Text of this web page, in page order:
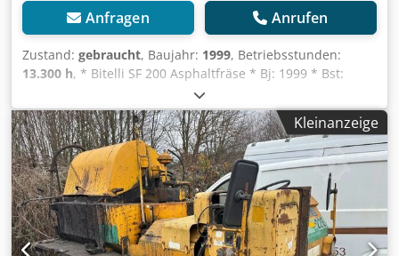
Anfragen Anrufen
Zustand: gebraucht, Baujahr: 1999, Betriebsstunden:
13.300 h, * Bitelli SF 200 Asphaltfräse * Bj: 1999 * Bst:
13.000 h * MB Motor * Fräsbreite: 2 m Codpfx Adjzm
Epbersrf * hydr. Klappband * Gewicht: 29.000 kg * mehr
Bilder und Videos per Whatsapp * Angaben ohne Gewähr
und zwischenverkauf vorbehalten.
Kleinanzeige